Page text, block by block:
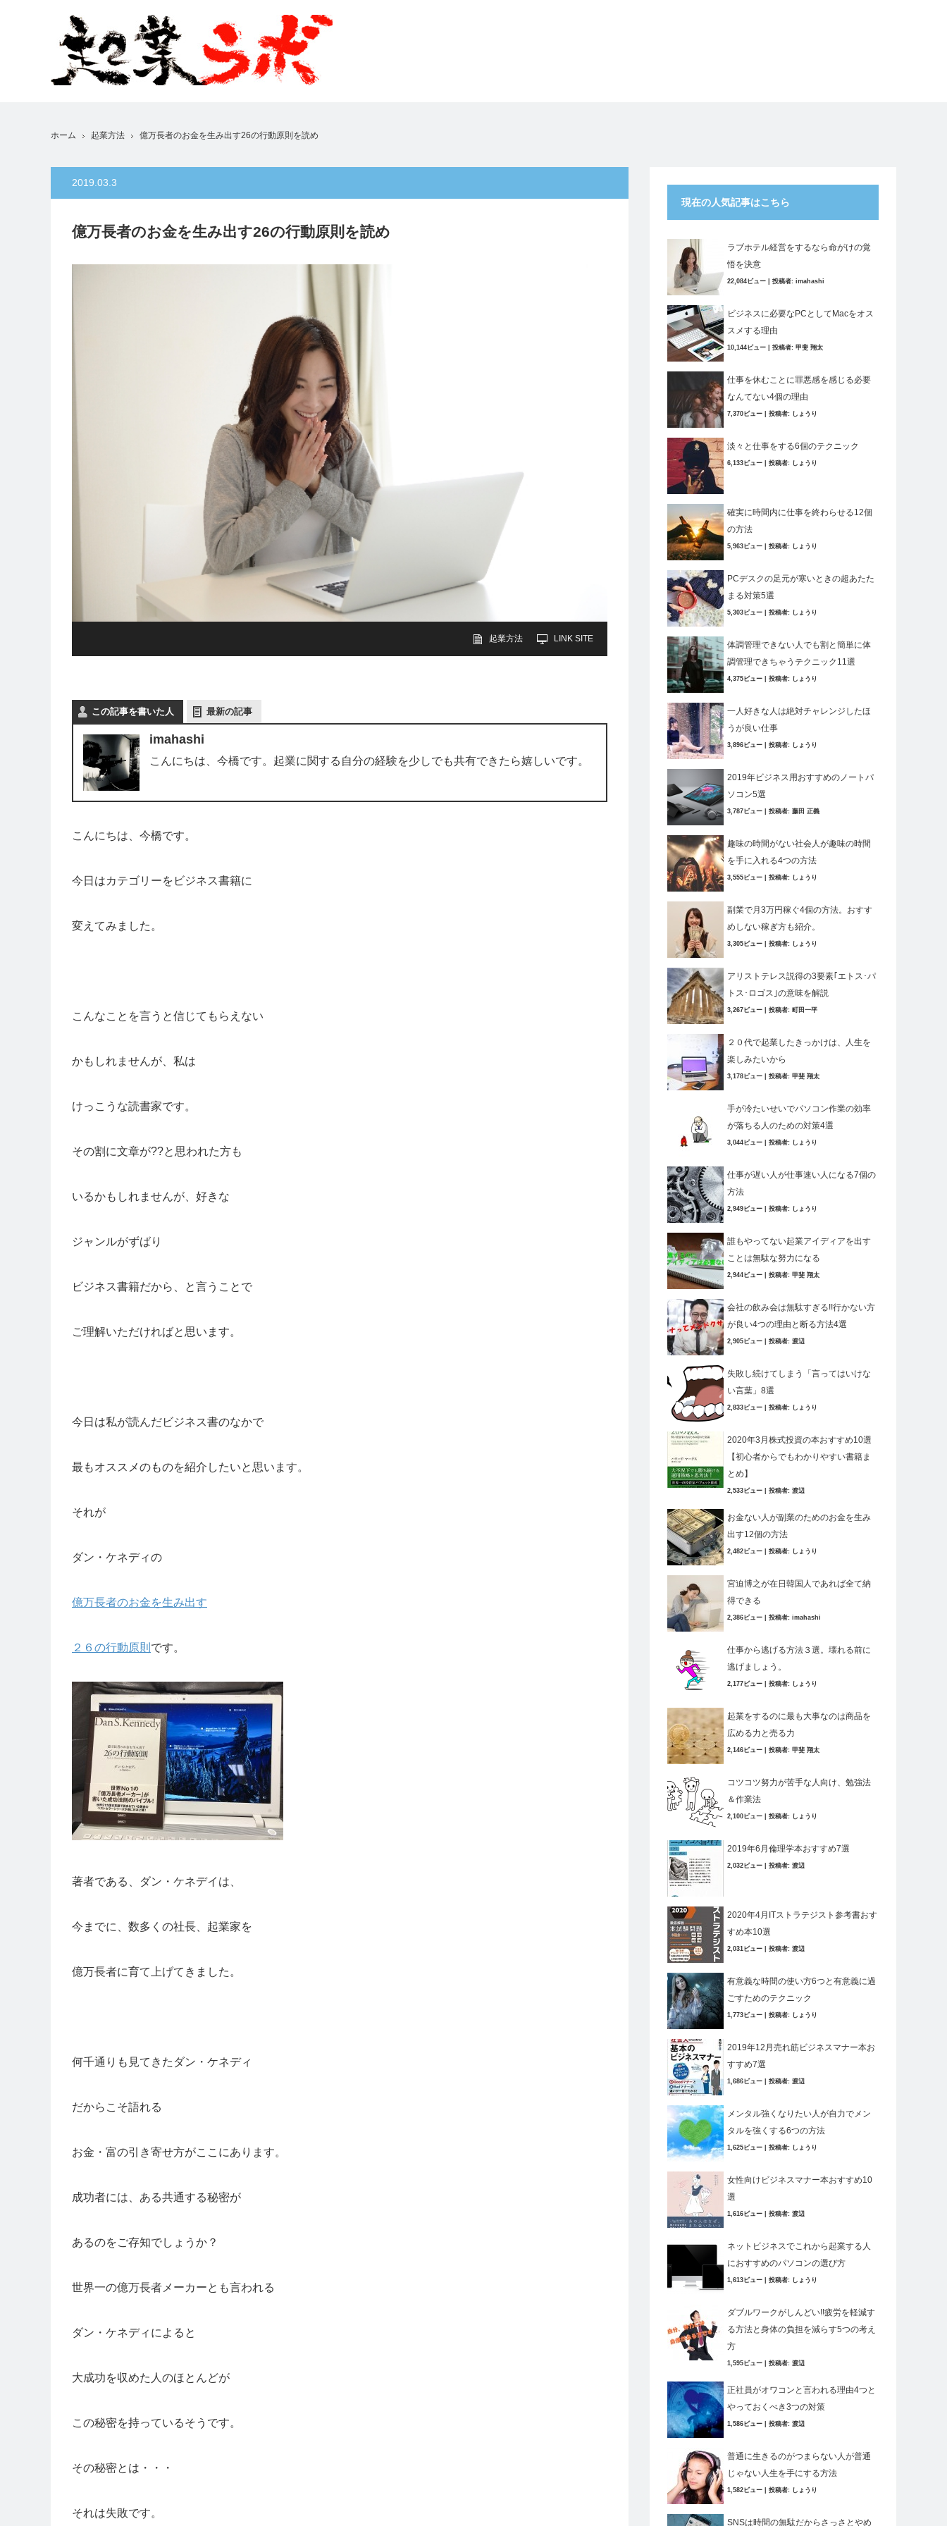
ホーム 起業方法 億万長者のお金を生み出す26の行動原則を読め
2019.03.3
億万長者のお金を生み出す26の行動原則を読め
LINK SITE
起業方法
この記事を書いた人 最新の記事
imahashi
こんにちは、今橋です。起業に関する自分の経験を少しでも共有できたら嬉しいです。
こんにちは、今橋です。
今日はカテゴリーをビジネス書籍に
変えてみました。
こんなことを言うと信じてもらえない
かもしれませんが、私は
けっこうな読書家です。
その割に文章が??と思われた方も
いるかもしれませんが、好きな
ジャンルがずばり
ビジネス書籍だから、と言うことで
ご理解いただければと思います。
今日は私が読んだビジネス書のなかで
最もオススメのものを紹介したいと思います。
それが
ダン・ケネディの
億万長者のお金を生み出す
２６の行動原則 です。
著者である、ダン・ケネデイは、
今までに、数多くの社長、起業家を
億万長者に育て上げてきました。
何千通りも見てきたダン・ケネディ
だからこそ語れる
お金・富の引き寄せ方がここにあります。
成功者には、ある共通する秘密が
あるのをご存知でしょうか？
世界一の億万長者メーカーとも言われる
ダン・ケネディによると
大成功を収めた人のほとんどが
この秘密を持っているそうです。
その秘密とは・・・
それは失敗です。
現在の人気記事はこちら
ラブホテル経営をするなら命がけの覚
悟を決意
22,084ビュー 投稿者: imahashi
ビジネスに必要なPCとしてMacをオス
スメする理由
10,144ビュー 投稿者: 甲斐 翔太
仕事を休むことに罪悪感を感じる必要
なんてない4個の理由
7,370ビュー 投稿者: しょうり
淡々と仕事をする6個のテクニック
6,133ビュー 投稿者: しょうり
確実に時間内に仕事を終わらせる12個
の方法
5,963ビュー 投稿者: しょうり
PCデスクの足元が寒いときの超あたた
まる対策5選
5,303ビュー 投稿者: しょうり
体調管理できない人でも割と簡単に体
調管理できちゃうテクニック11選
4,375ビュー 投稿者: しょうり
一人好きな人は絶対チャレンジしたほ
うが良い仕事
3,896ビュー 投稿者: しょうり
2019年ビジネス用おすすめのノートパ
ソコン5選
3,787ビュー 投稿者: 藤田 正義
趣味の時間がない社会人が趣味の時間
を手に入れる4つの方法
3,555ビュー 投稿者: しょうり
副業で月3万円稼ぐ4個の方法。おすす
めしない稼ぎ方も紹介。
3,305ビュー 投稿者: しょうり
アリストテレス説得の3要素｢エトス･パ
トス･ロゴス｣の意味を解説
3,267ビュー 投稿者: 町田一平
２０代で起業したきっかけは、人生を
楽しみたいから
3,178ビュー 投稿者: 甲斐 翔太
手が冷たいせいでパソコン作業の効率
が落ちる人のための対策4選
3,044ビュー 投稿者: しょうり
仕事が遅い人が仕事速い人になる7個の
方法
2,949ビュー 投稿者: しょうり
誰もやってない起業アイディアを出す
ことは無駄な努力になる
2,944ビュー 投稿者: 甲斐 翔太
会社の飲み会は無駄すぎる!!行かない方
が良い4つの理由と断る方法4選
2,905ビュー 投稿者: 渡辺
失敗し続けてしまう「言ってはいけな
い言葉」8選
2,833ビュー 投稿者: しょうり
2020年3月株式投資の本おすすめ10選
【初心者からでもわかりやすい書籍ま
とめ】
2,533ビュー 投稿者: 渡辺
お金ない人が副業のためのお金を生み
出す12個の方法
2,482ビュー 投稿者: しょうり
宮迫博之が在日韓国人であれば全て納
得できる
2,386ビュー 投稿者: imahashi
仕事から逃げる方法３選。壊れる前に
逃げましょう。
2,177ビュー 投稿者: しょうり
起業をするのに最も大事なのは商品を
広める力と売る力
2,146ビュー 投稿者: 甲斐 翔太
コツコツ努力が苦手な人向け、勉強法
＆作業法
2,100ビュー 投稿者: しょうり
2019年6月倫理学本おすすめ7選
2,032ビュー 投稿者: 渡辺
2020年4月ITストラテジスト参考書おす
すめ本10選
2,031ビュー 投稿者: 渡辺
有意義な時間の使い方6つと有意義に過
ごすためのテクニック
1,773ビュー 投稿者: しょうり
2019年12月売れ筋ビジネスマナー本お
すすめ7選
1,686ビュー 投稿者: 渡辺
メンタル強くなりたい人が自力でメン
タルを強くする6つの方法
1,625ビュー 投稿者: しょうり
女性向けビジネスマナー本おすすめ10
選
1,616ビュー 投稿者: 渡辺
ネットビジネスでこれから起業する人
におすすめのパソコンの選び方
1,613ビュー 投稿者: しょうり
ダブルワークがしんどい!!疲労を軽減す
る方法と身体の負担を減らす5つの考え
方
1,595ビュー 投稿者: 渡辺
正社員がオワコンと言われる理由4つと
やっておくべき3つの対策
1,586ビュー 投稿者: 渡辺
普通に生きるのがつまらない人が普通
じゃない人生を手にする方法
1,582ビュー 投稿者: しょうり
SNSは時間の無駄だからさっさとやめ